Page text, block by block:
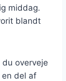
middag.
blandt
overveje
del af